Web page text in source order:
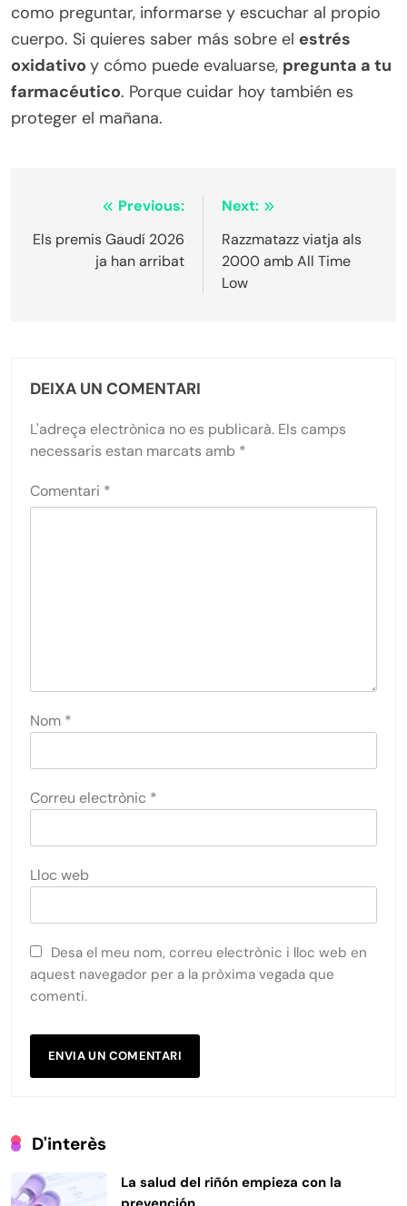
como preguntar, informarse y escuchar al propio
cuerpo. Si quieres saber más sobre el estrés
oxidativo y cómo puede evaluarse, pregunta a tu
farmacéutico. Porque cuidar hoy también es
proteger el mañana.
Navegació
d'entrades
Previous:
Els premis Gaudí 2026
ja han arribat
Next:
Razzmatazz viatja als
2000 amb All Time
Low
DEIXA UN COMENTARI
L'adreça electrònica no es publicarà. Els camps
necessaris estan marcats amb *
Comentari *
Nom *
Correu electrònic *
Lloc web
Desa el meu nom, correu electrònic i lloc web en
aquest navegador per a la pròxima vegada que
comenti.
D'interès
La salud del riñón empieza con la